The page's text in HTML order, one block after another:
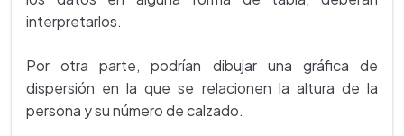
interpretarlos.
Por otra parte, podrían dibujar una gráfica de
dispersión en la que se relacionen la altura de la
persona y su número de calzado.